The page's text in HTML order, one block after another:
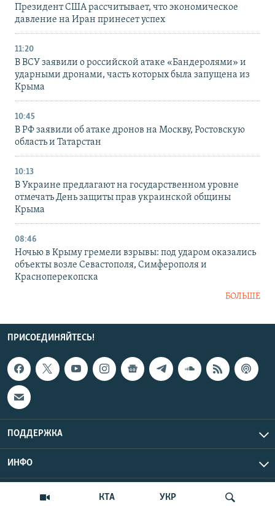
КТА УКР
Президент США рассчитывает, что экономическое
давление на Иран принесет успех
11:20
В ВСУ заявили о российской атаке «Бандеролями» и
ударными дронами, часть которых была запущена из
Крыма
10:45
В РФ заявили об атаке дронов на Москву, Ростовскую
область и Татарстан
10:13
В Украине предлагают на государственном уровне
отмечать День защиты прав украинской общины
Крыма
08:46
Ночью в Крыму гремели взрывы: под ударом оказались
объекты возле Севастополя, Симферополя и
Красноперекопска
БОЛЬШЕ
ПРИСОЕДИНЯЙТЕСЬ!
ПОДДЕРЖКА
ИНФО
Copyright Крым.Реалии, 2026 | Все права защищены.
UTC+3